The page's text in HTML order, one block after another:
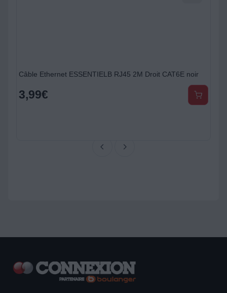
Câble Ethernet ESSENTIELB RJ45 2M Droit CAT6E noir
3,99€